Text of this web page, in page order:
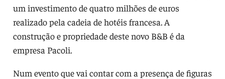
um investimento de quatro milhões de euros
realizado pela cadeia de hotéis francesa. A
construção e propriedade deste novo B&B é da
empresa Pacoli.
Num evento que vai contar com a presença de figuras